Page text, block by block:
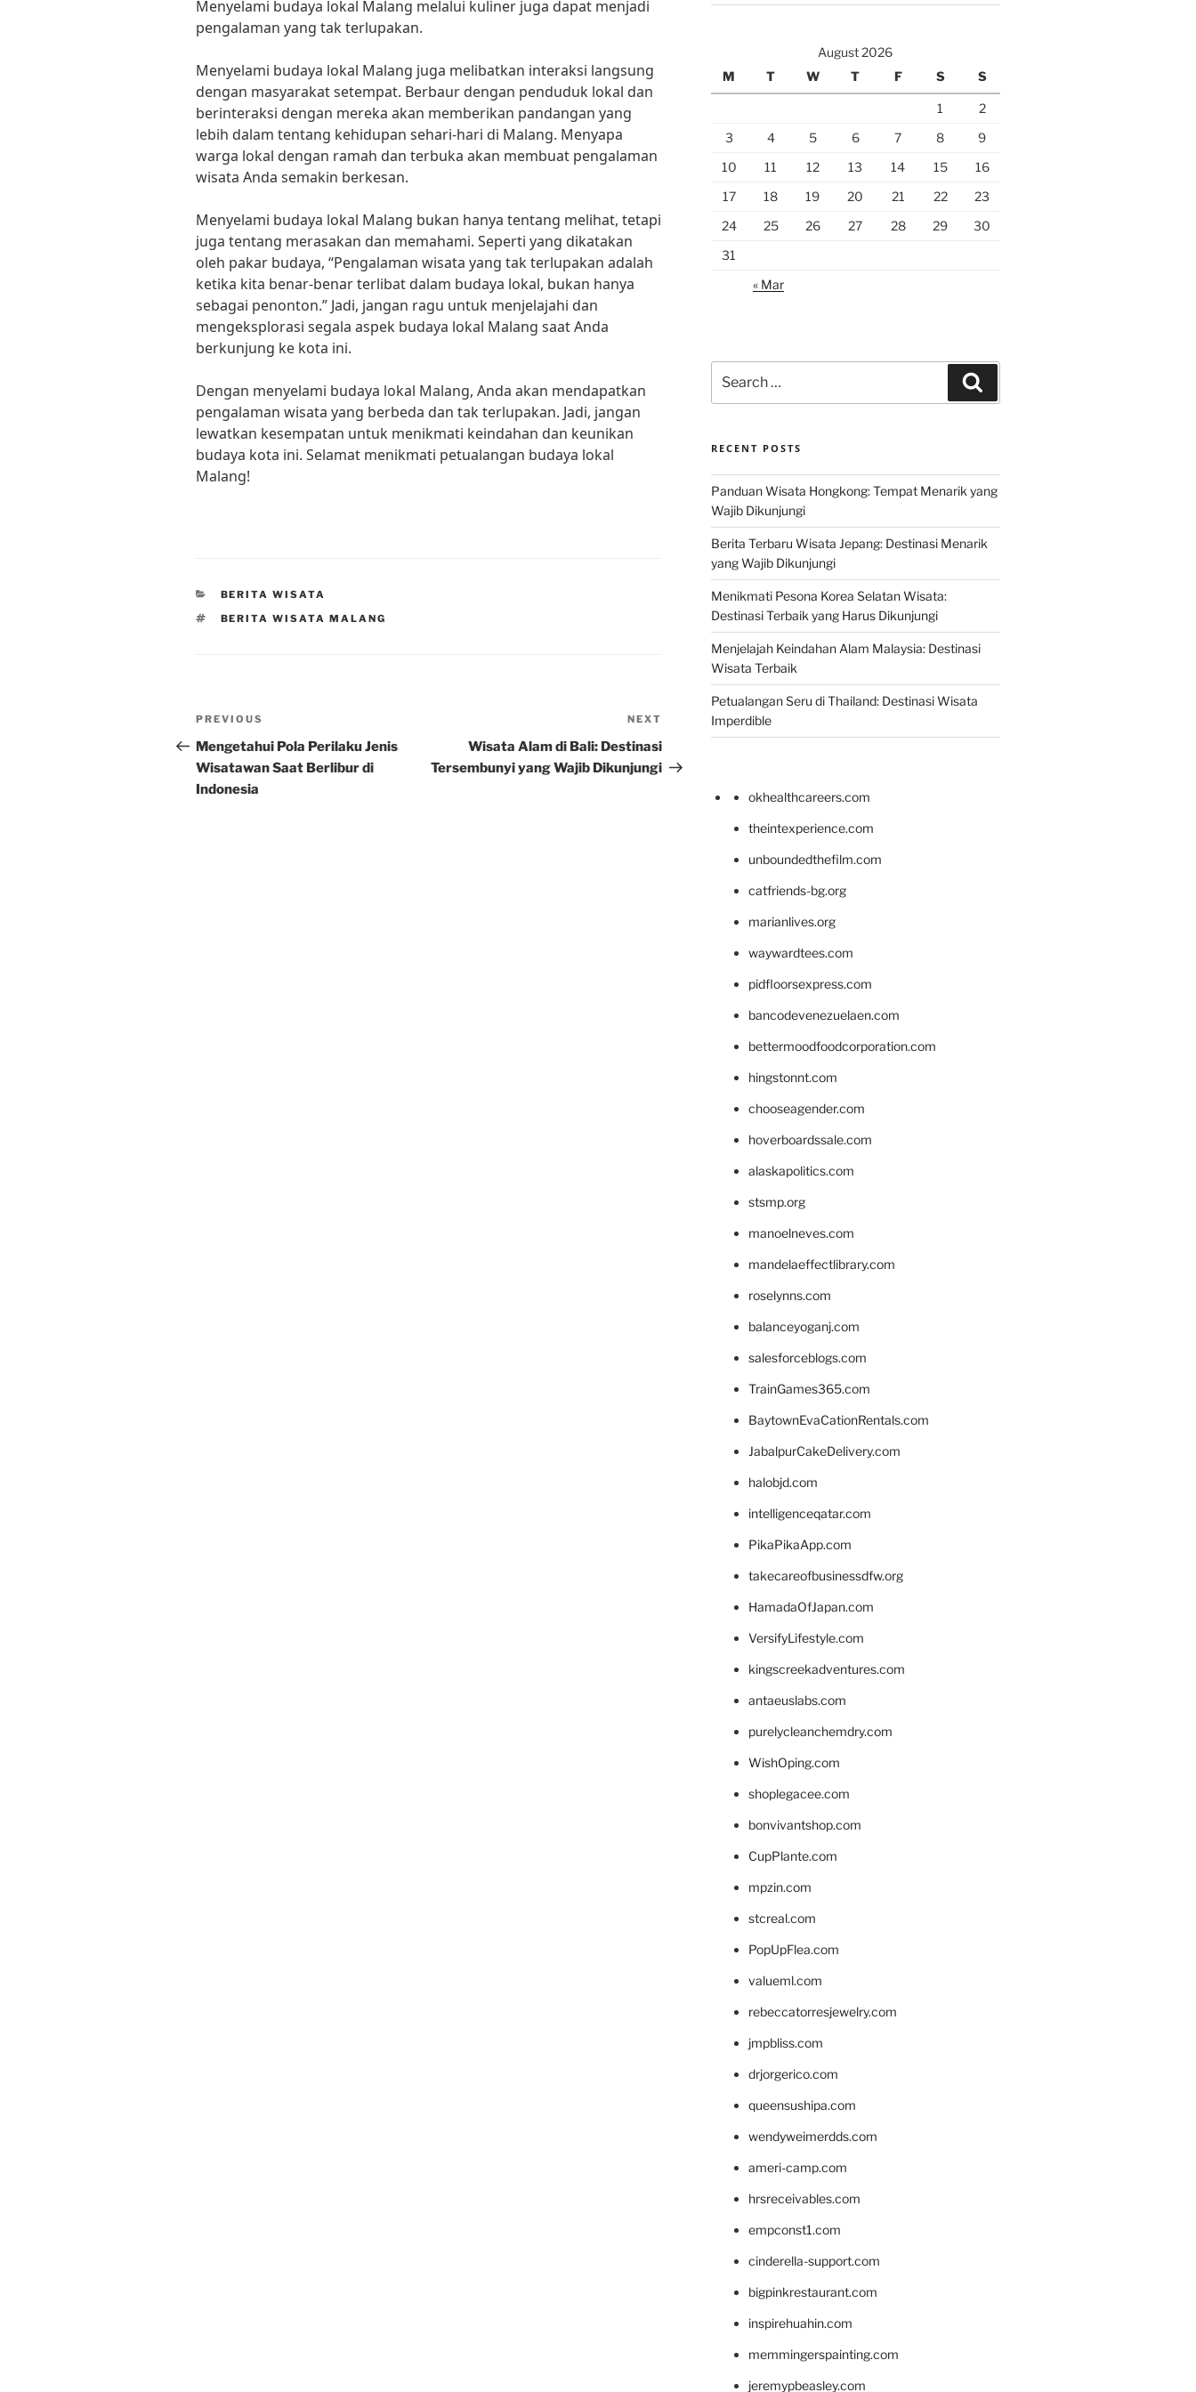
Menyelami budaya lokal Malang melalui kuliner juga dapat menjadi
pengalaman yang tak terlupakan.
Menyelami budaya lokal Malang juga melibatkan interaksi langsung
dengan masyarakat setempat. Berbaur dengan penduduk lokal dan
berinteraksi dengan mereka akan memberikan pandangan yang
lebih dalam tentang kehidupan sehari-hari di Malang. Menyapa
warga lokal dengan ramah dan terbuka akan membuat pengalaman
wisata Anda semakin berkesan.
Menyelami budaya lokal Malang bukan hanya tentang melihat, tetapi
juga tentang merasakan dan memahami. Seperti yang dikatakan
oleh pakar budaya, “Pengalaman wisata yang tak terlupakan adalah
ketika kita benar-benar terlibat dalam budaya lokal, bukan hanya
sebagai penonton.” Jadi, jangan ragu untuk menjelajahi dan
mengeksplorasi segala aspek budaya lokal Malang saat Anda
berkunjung ke kota ini.
Dengan menyelami budaya lokal Malang, Anda akan mendapatkan
pengalaman wisata yang berbeda dan tak terlupakan. Jadi, jangan
lewatkan kesempatan untuk menikmati keindahan dan keunikan
budaya kota ini. Selamat menikmati petualangan budaya lokal
Malang!
CATEGORIES
BERITA WISATA
TAGS
BERITA WISATA MALANG
Post
navigation
Previous
Post
PREVIOUS
Mengetahui Pola Perilaku Jenis
Wisatawan Saat Berlibur di
Indonesia
Post
NEXT
Wisata Alam di Bali: Destinasi
Tersembunyi yang Wajib Dikunjungi
August 2026
M
T W T F S S
1
2
3
4 5 6 7 8
9
10
11 12 13 14 15
16
17
18 19 20 21 22
23
24
25 26 27 28 29
30
31
« Mar
for:
RECENT POSTS
Panduan Wisata Hongkong: Tempat Menarik yang
Wajib Dikunjungi
Berita Terbaru Wisata Jepang: Destinasi Menarik
yang Wajib Dikunjungi
Menikmati Pesona Korea Selatan Wisata:
Destinasi Terbaik yang Harus Dikunjungi
Menjelajah Keindahan Alam Malaysia: Destinasi
Wisata Terbaik
Petualangan Seru di Thailand: Destinasi Wisata
Imperdible
okhealthcareers.com
theintexperience.com
unboundedthefilm.com
catfriends-bg.org
marianlives.org
waywardtees.com
pidfloorsexpress.com
bancodevenezuelaen.com
bettermoodfoodcorporation.com
hingstonnt.com
chooseagender.com
hoverboardssale.com
alaskapolitics.com
stsmp.org
manoelneves.com
mandelaeffectlibrary.com
roselynns.com
balanceyoganj.com
salesforceblogs.com
TrainGames365.com
BaytownEvaCationRentals.com
JabalpurCakeDelivery.com
halobjd.com
intelligenceqatar.com
PikaPikaApp.com
takecareofbusinessdfw.org
HamadaOfJapan.com
VersifyLifestyle.com
kingscreekadventures.com
antaeuslabs.com
purelycleanchemdry.com
WishOping.com
shoplegacee.com
bonvivantshop.com
CupPlante.com
mpzin.com
stcreal.com
PopUpFlea.com
valueml.com
rebeccatorresjewelry.com
jmpbliss.com
drjorgerico.com
queensushipa.com
wendyweimerdds.com
ameri-camp.com
hrsreceivables.com
empconst1.com
cinderella-support.com
bigpinkrestaurant.com
inspirehuahin.com
memmingerspainting.com
jeremypbeasley.com